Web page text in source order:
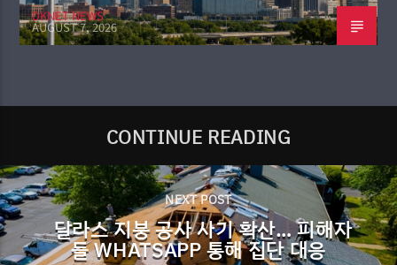
DKNET NEWS
AUGUST 7, 2026
CONTINUE READING
NEXT POST
달라스 지붕 공사 사기 확산… 피해자
들 WHATSAPP 통해 집단 대응